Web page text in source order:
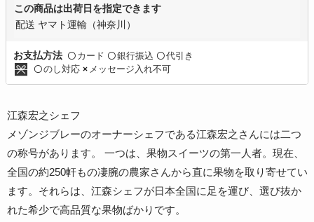
この商品は出荷日を指定できます
配送 ヤマト運輸（神奈川）
お支払方法 〇 カード 〇銀行振込 〇代引き
〇のし対応 × メッセージ入れ不可
江森宏之シェフ
メゾンジブレーのオーナーシェフである江森宏之さんには二つ
の称号があります。 一つは、果物スイーツの第一人者。現在、
全国の約250軒もの凄腕の農家さんから直に果物を取り寄せてい
ます。それらは、江森シェフが日本全国に足を運び、選び抜か
れた希少で高品質な果物ばかりです。